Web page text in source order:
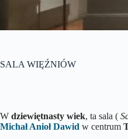
SALA WIĘŹNIÓW
W dziewiętnasty wiek, ta sala (
Michał Anioł Dawid w centrum